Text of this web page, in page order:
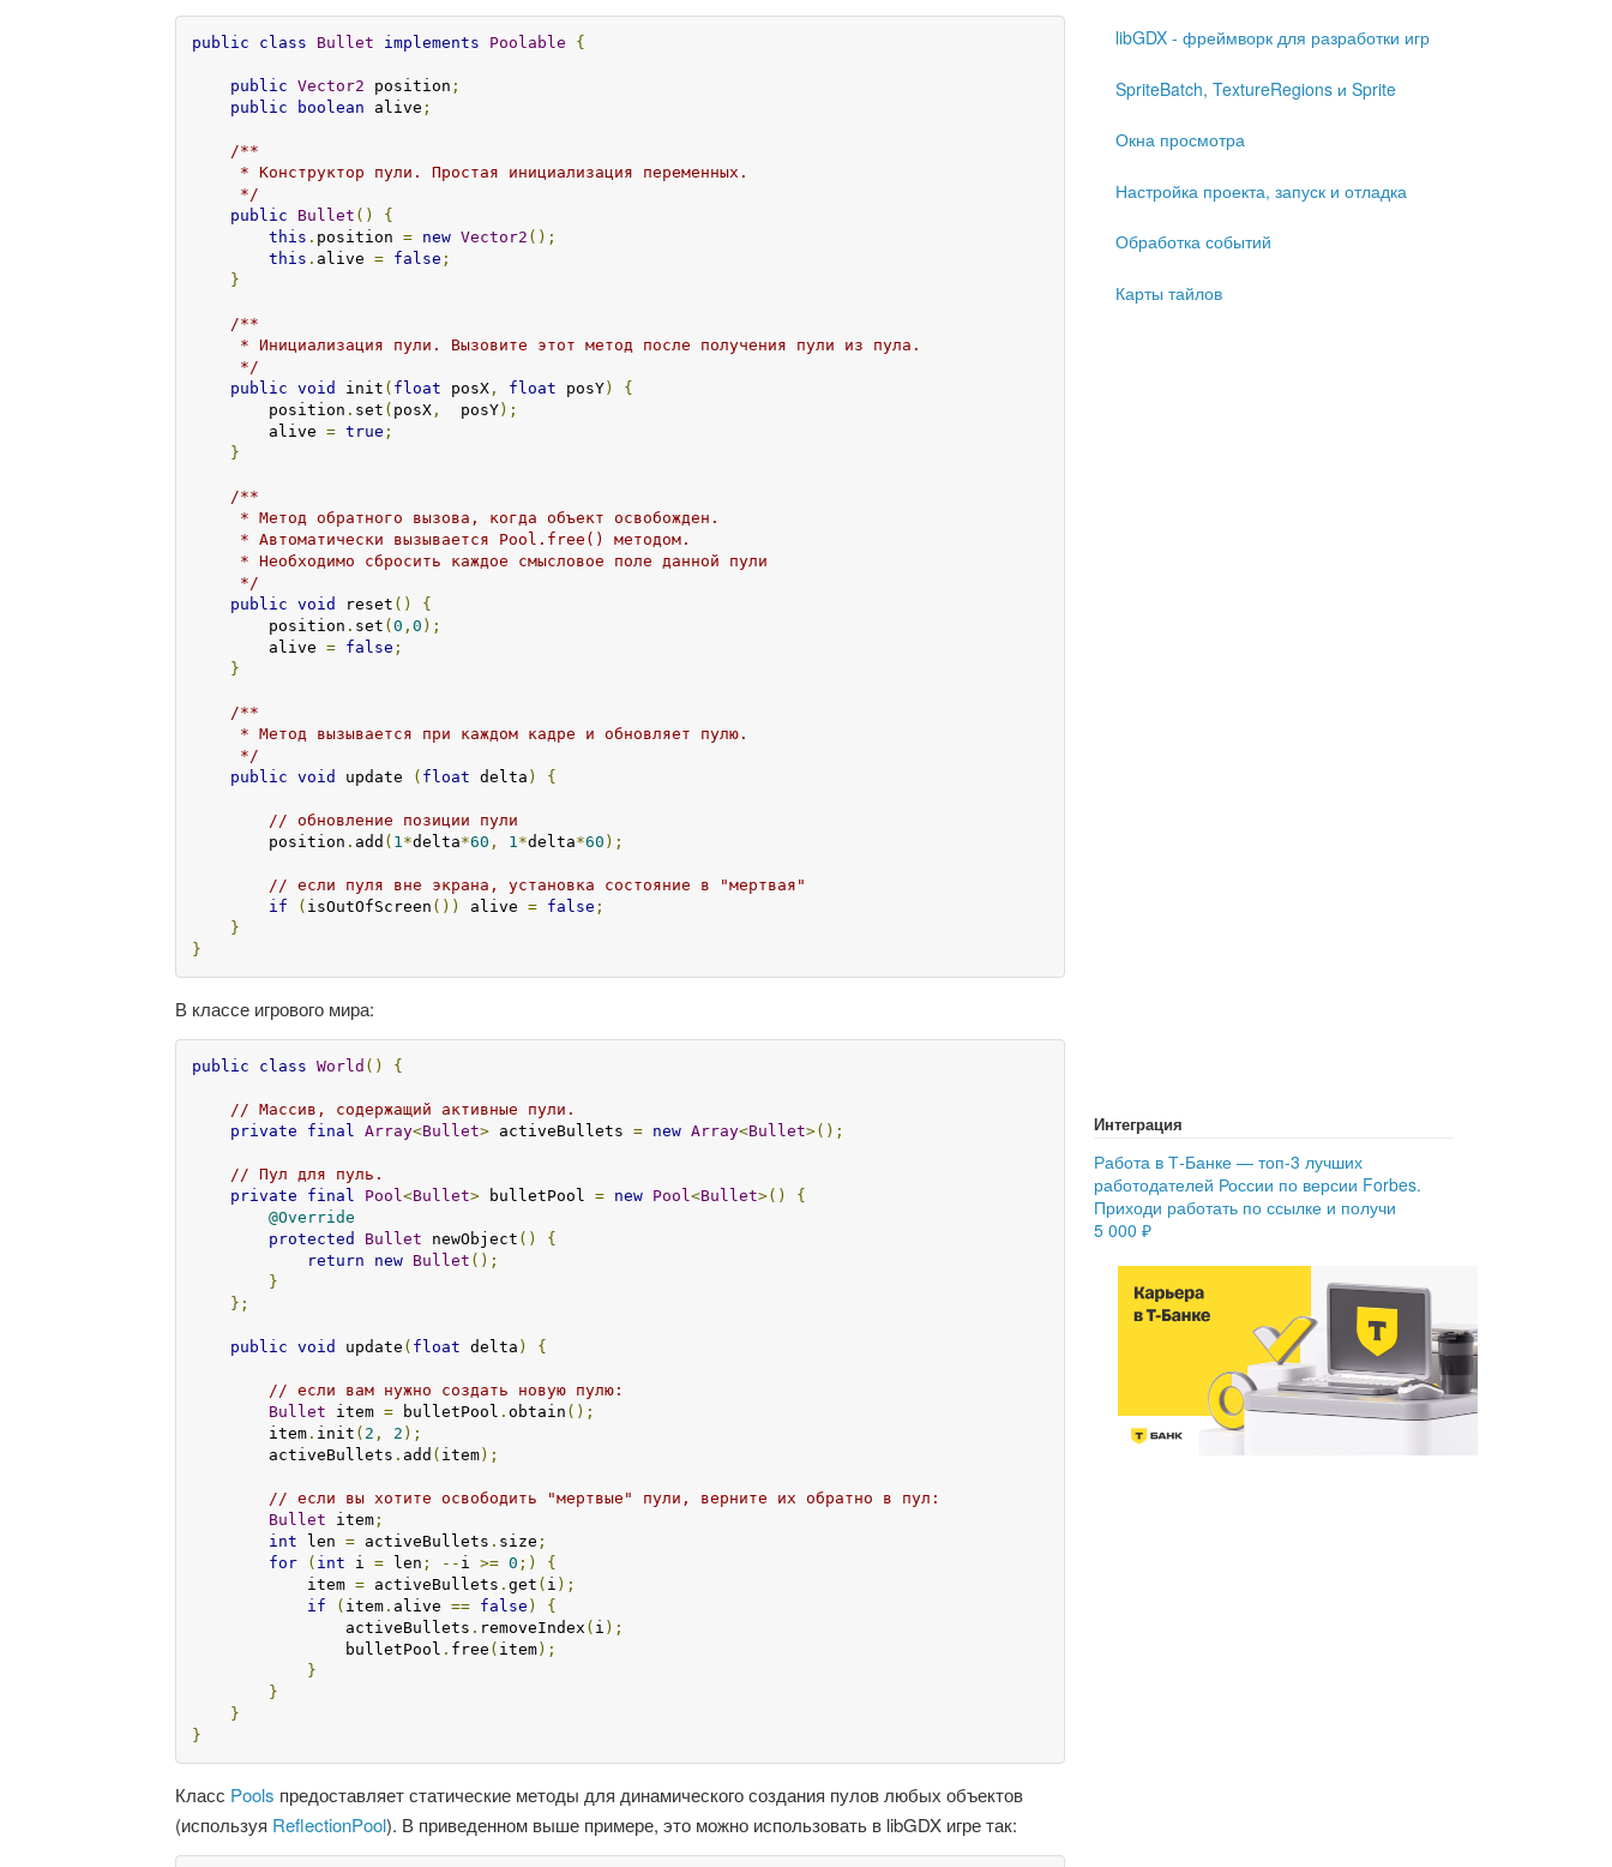
public class Bullet implements Poolable {
public Vector2 position ;
public
boolean alive ;
/**
     * Конструктор пули. Простая инициализация переменных.
     */
public
Bullet ()
{
this . position = new Vector2 ();
this . alive = false ;
}
/**
     * Инициализация пули. Вызовите этот метод после получения пули из пула.
     */
public void init ( float posX , float posY)
{
        position
. set ( posX ,
  posY
);
        alive
= true ;
}
/**
     * Метод обратного вызова, когда объект освобожден.
     * Автоматически вызывается Pool.free() методом.
     * Необходимо сбросить каждое смысловое поле данной пули
     */
public void reset ()
{
        position
. set ( 0 , 0 );
        alive
= false ;
}
/**
     * Метод вызывается при каждом кадре и обновляет пулю.
     */
public void update ( float delta ) {
// обновление позиции пули
        position
. add ( 1*delta*60 , 1*delta*60 );
// если пуля вне экрана, установка состояние в "мертвая"
if
( isOutOfScreen ()) alive = false ;
}
}
В классе игрового мира:
public class World () {
// Массив, содержащий активные пули.
private
final Array<Bullet> activeBullets = new Array<Bullet>();
// Пул для пуль.
private
final Pool<Bullet> bulletPool = new Pool<Bullet>()
{
@Override
protected
Bullet newObject ()
{
return
new Bullet ();
}
};
public void update ( float delta ) {
// если вам нужно создать новую пулю:
Bullet item = bulletPool . obtain ();
        item
. init ( 2 , 2 );
        activeBullets
. add ( item);
// если вы хотите освободить "мертвые" пули, верните их обратно в пул:
Bullet item ;
int len = activeBullets . size ;
for
( int i = len ; -- i >= 0 ;)
{
            item
= activeBullets . get ( i );
if
( item . alive == false )
{
                activeBullets
. removeIndex ( i );
                bulletPool
. free ( item);
}
}
}
}
Класс Pools предоставляет статические методы для динамического создания пулов любых объектов
(используя ReflectionPool). В приведенном выше примере, это можно использовать в libGDX игре так:
libGDX - фреймворк для разработки игр
SpriteBatch, TextureRegions и Sprite
Окна просмотра
Настройка проекта, запуск и отладка
Обработка событий
Карты тайлов
Интеграция
Работа в Т‑Банке — топ-3 лучших
работодателей России по версии Forbes.
Приходи работать по ссылке и получи
5 000 ₽